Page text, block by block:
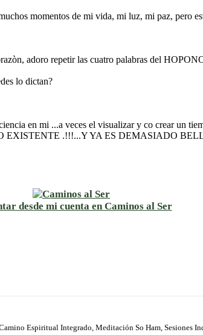
momentos de mi vida, mi luz, mi paz, pero
adoro repetir las cuatro palabras del
lo dictan?
en mi ...a veces el visualizar y co crear un
EXISTENTE .!!!...Y YA ES DEMASIADO
desde mi cuenta en Caminos al Ser
Espiritual Integrado, Meditación So Ham, Sesiones